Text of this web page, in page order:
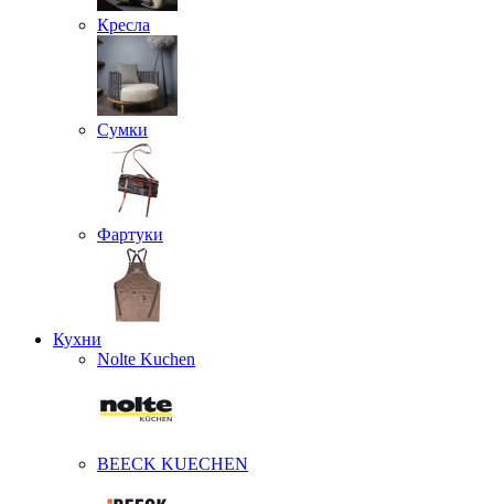
Кресла
Сумки
Фартуки
Кухни
Nolte Kuchen
BEECK KUECHEN